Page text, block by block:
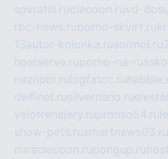
sovratili.ruolecoon.ruvd-
rbc-news.ruporno-skvirt.ru
13autor-kolonka.rusormol.ru
hostserve.ruporno-na-
neznobi.rubigfatcc.ru
delfinet.rusilvernano.ru
velotrenajery.rupronso54.ru
show-pets.rusmartnews03.ru
miraclecoon.rupongup.ru